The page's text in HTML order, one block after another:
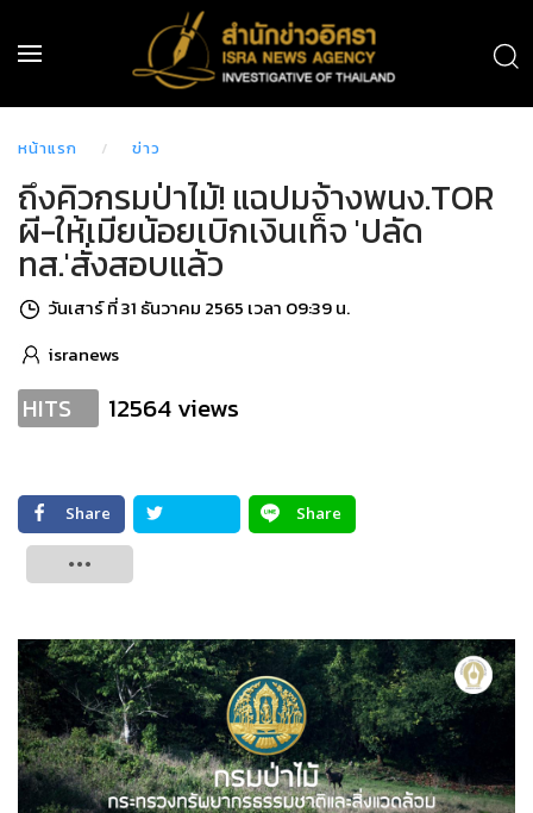
หน้าแรก ข่าว
ถึงคิวกรมป่าไม้! แฉปมจ้างพนง.TOR
ผี-ให้เมียน้อยเบิกเงินเท็จ 'ปลัด
ทส.'สั่งสอบแล้ว
วันเสาร์ ที่ 31 ธันวาคม 2565 เวลา 09:39 น.
isranews
HITS 12564 views
Share
Share